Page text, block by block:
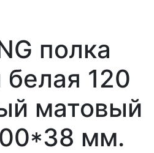
полка
белая 120
матовый
мм.